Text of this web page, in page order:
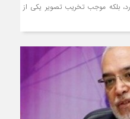
بلکه موجب تخریب تصویر یکی از